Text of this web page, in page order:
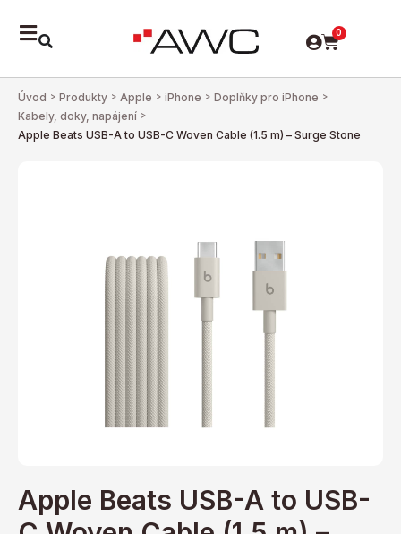
0
Úvod > Produkty > Apple > iPhone > Doplňky pro iPhone >
Kabely, doky, napájení >
Apple Beats USB-A to USB-C Woven Cable (1.5 m) – Surge Stone
Apple Beats USB-A to USB-